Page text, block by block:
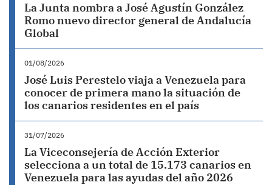
La Junta nombra a José Agustín González
Romo nuevo director general de Andalucía
Global
01/08/2026
José Luis Perestelo viaja a Venezuela para
conocer de primera mano la situación de
los canarios residentes en el país
31/07/2026
La Viceconsejería de Acción Exterior
selecciona a un total de 15.173 canarios en
Venezuela para las ayudas del año 2026